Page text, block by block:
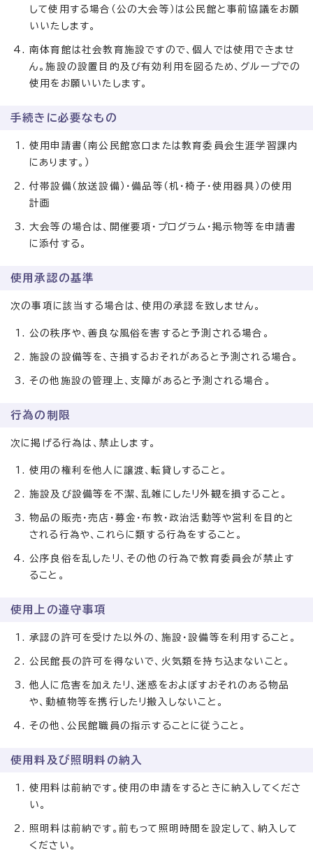
して使用する場合（公の大会等）は公民館と事前協議をお願
いいたします。
南体育館は社会教育施設ですので、個人では使用できませ
ん。施設の設置目的及び有効利用を図るため、グループでの
使用をお願いいたします。
手続きに必要なもの
使用申請書（南公民館窓口または教育委員会生涯学習課内
にあります。）
付帯設備（放送設備）・備品等（机・椅子・使用器具）の使用
計画
大会等の場合は、開催要項・プログラム・掲示物等を申請書
に添付する。
使用承認の基準
次の事項に該当する場合は、使用の承認を致しません。
公の秩序や、善良な風俗を害すると予測される場合。
施設の設備等を、き損するおそれがあると予測される場合。
その他施設の管理上、支障があると予測される場合。
行為の制限
次に掲げる行為は、禁止します。
使用の権利を他人に譲渡、転貸しすること。
施設及び設備等を不潔、乱雑にしたリ外観を損すること。
物品の販売・売店・募金・布教・政治活動等や営利を目的と
される行為や、これらに類する行為をすること。
公序良俗を乱したリ、その他の行為で教育委員会が禁止す
ること。
使用上の遵守事項
承認の許可を受けた以外の、施設・設備等を利用すること。
公民館長の許可を得ないで、火気類を持ち込まないこと。
他人に危害を加えたリ、迷惑をおよぼすおそれのある物品
や、動植物等を携行したリ搬入しないこと。
その他、公民館職員の指示することに従うこと。
使用料及び照明料の納入
使用料は前納です。使用の申請をするときに納入してくださ
い。
照明料は前納です。前もって照明時間を設定して、納入して
ください。